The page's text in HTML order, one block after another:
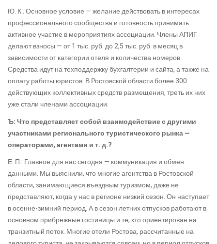
Ю. К.: Основное условие — желание действовать в интересах
профессионального сообщества и готовность принимать
активное участие в мероприятиях ассоциации. Члены АПИГ
делают взносы — от 1 тыс. руб. до 2,5 тыс. руб. в месяц в
зависимости от категории отеля и количества номеров.
Средства идут на техподдержку бухгалтерии и сайта, а также на
оплату работы юристов. В Ростовской области более 300
действующих коллективных средств размещения, треть их них
уже стали членами ассоциации.
Ъ: Что представляет собой взаимодействие с другими
участниками регионального туристического рынка —
операторами, агентами и т. д.?
Е. П.: Главное для нас сегодня — коммуникация и обмен
данными. Мы выяснили, что многие агентства в Ростовской
области, занимающиеся въездным туризмом, даже не
представляют, когда у нас в регионе низкий сезон. Он наступает
в осенне-зимний период. А в сезон летних отпусков работают в
основном прибрежные гостиницы и те, кто ориентирован на
транзитный поток. Многие отели Ростова, рассчитанные на